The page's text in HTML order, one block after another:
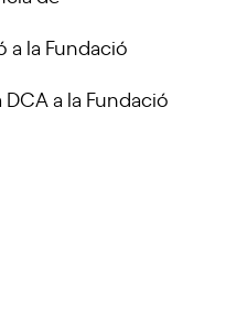
a la Fundació
a la Fundació